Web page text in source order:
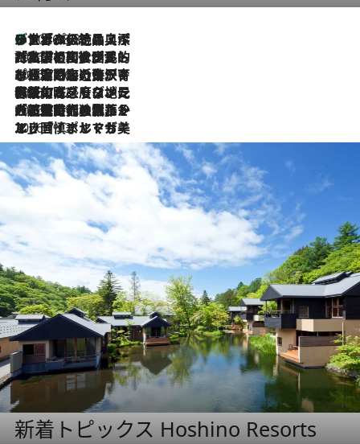
2026.8.8
リスボンの絶品スイーツ「パステル・デ・ナタ」とは？ポルトガル伝統の奥深い世界へ
2026.7.27
「私の祖国はポルトガル語です」国民的詩人フェルナンド・ペソアと、彼が愛した文学の街を歩く
2026.7.26
ポルトガル近海が育む極上の海の幸。キリリと冷えた白ワインと愉しむ、シーフード専門店の贅沢
2026.7.22
伝統の味をモダンに昇華。高感度な地元客が集う、リスボンの最旬ガストロノミー
2026.7.21
大航海時代の栄華から、震災、独裁、そして革命へ。ポルトガル・首都リスボンの石畳に刻まれた「歴史の光と影」
2026.7.13
エッセイ・ヤマザキマリ「慎ましくも美しき国 ポルトガル」
新着トピックス Hoshino Resorts